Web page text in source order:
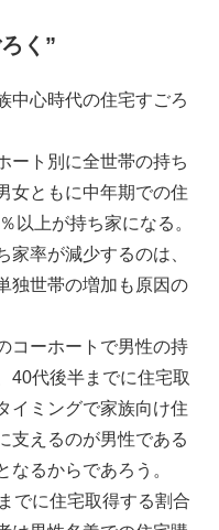
く”
中心時代の住宅すごろ
ト別に全世帯の持ち
女ともに中年期での住
以上が持ち家になる。
家率が減少するのは、
独世帯の増加も原因の
コーホートで男性の持
40代後半までに住宅取
イミングで家族向け住
支えるのが男性である
るからであろう。
でに住宅取得する割合